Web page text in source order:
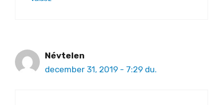
Névtelen
december 31, 2019 - 7:29 du.